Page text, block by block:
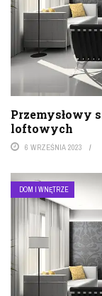
Przemysłowy
loftowych
6 WRZEŚNIA 2023
DOM I WNĘTRZE